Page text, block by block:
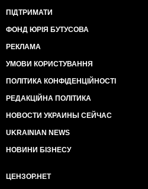
ПІДТРИМАТИ
ФОНД ЮРІЯ БУТУСОВА
РЕКЛАМА
УМОВИ КОРИСТУВАННЯ
ПОЛІТИКА КОНФІДЕНЦІЙНОСТІ
РЕДАКЦІЙНА ПОЛІТИКА
НОВОСТИ УКРАИНЫ СЕЙЧАС
UKRAINIAN NEWS
НОВИНИ БІЗНЕСУ
ЦЕНЗОР.НЕТ